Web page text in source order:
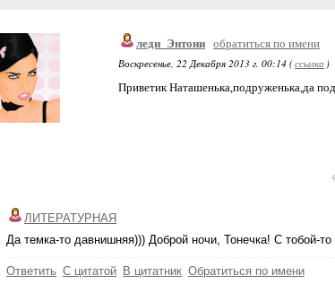
леди_Энтони обратиться по имени
Воскресенье, 22 Декабря 2013 г. 00:14 (ссылка )
Приветик Наташенька,подруженька,да
ЛИТЕРАТУРНАЯ
Да темка-то давнишняя))) Доброй ночи, Тонечка! С тобой-
Ответить С цитатой В цитатник Обратиться по имени